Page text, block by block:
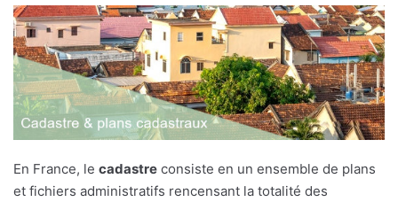
En France, le cadastre consiste en un ensemble de plans
et fichiers administratifs rencensant la totalité des